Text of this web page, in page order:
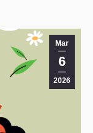
Mar
6
2026